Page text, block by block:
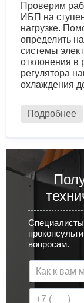
Проверим
ИБП на
нагрузке.
определить
системы
отклонения в
регулятора
охлаждения
Подробнее
вопросам.